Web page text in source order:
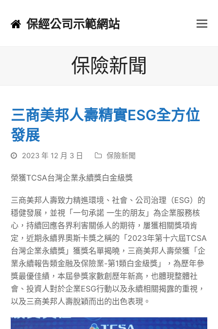
保經公司示範網站
保險新聞
三商美邦人壽精實ESG全方位
發展
2023 年 12 月 3 日 保險新聞
榮獲TCSA台灣企業永續獎白金級獎
三商美邦人壽致力精進環境、社會、公司治理（ESG）的
穩健發展，並視「一句承諾 一生的朋友」為企業服務核
心，持續回應各界利害關係人的期待，屢獲相關獎項肯
定，近期永續界奧斯卡獎之稱的「2023年第十六屆TCSA
台灣企業永續獎」獲獎名單揭曉，三商美邦人壽榮獲「企
業永續報告類金融及保險業-第1類白金級獎」，為歷年參
獎最優佳績，本屆參獎家數創歷年新高，也體現整體社
會、投資人對於企業ESG行動以及永續相關揭露的重視，
以及三商美邦人壽脫穎而出的出色表現。